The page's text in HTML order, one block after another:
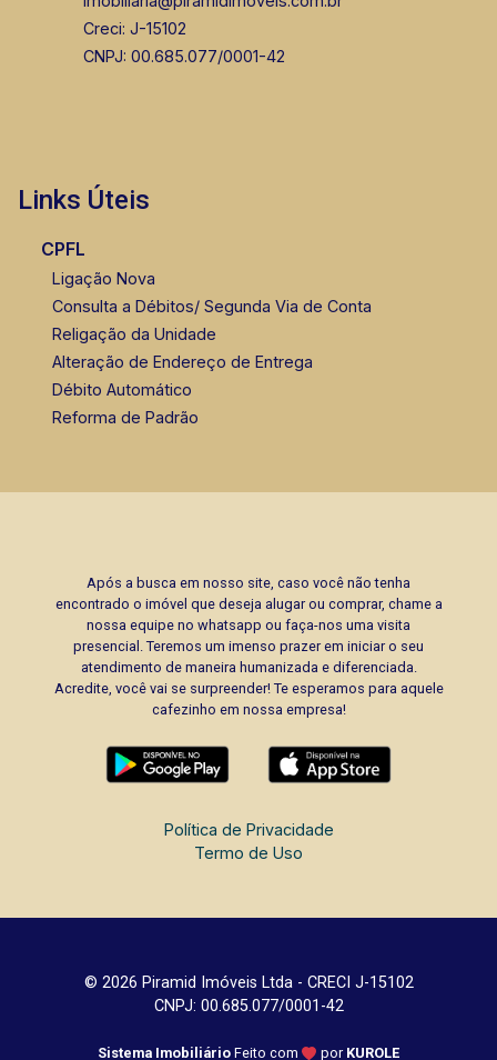
Creci: J-15102
CNPJ: 00.685.077/0001-42
Links Úteis
CPFL
Ligação Nova
Consulta a Débitos/ Segunda Via de Conta
Religação da Unidade
Alteração de Endereço de Entrega
Débito Automático
Reforma de Padrão
Após a busca em nosso site, caso você não tenha
encontrado o imóvel que deseja alugar ou comprar, chame a
nossa equipe no whatsapp ou faça-nos uma visita
presencial. Teremos um imenso prazer em iniciar o seu
atendimento de maneira humanizada e diferenciada.
Acredite, você vai se surpreender! Te esperamos para aquele
cafezinho em nossa empresa!
Política de Privacidade
Termo de Uso
© 2026 Piramid Imóveis Ltda - CRECI J-15102
CNPJ: 00.685.077/0001-42
Sistema Imobiliário Feito com por KUROLE